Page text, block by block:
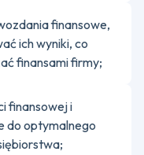
finansowe,
ich wyniki, co
finansami firmy;
finansowej i
do optymalnego